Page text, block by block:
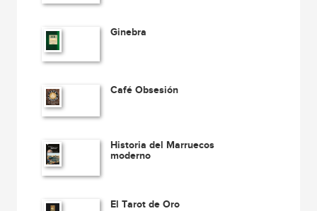
Ginebra
Café Obsesión
Historia del Marruecos
moderno
El Tarot de Oro